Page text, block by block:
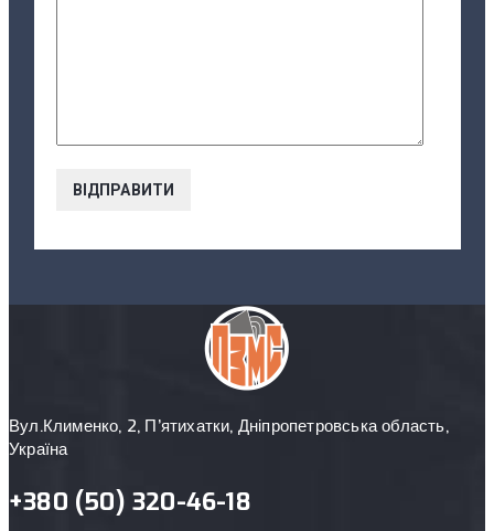
Вул.Клименко, 2, П’ятихатки, Дніпропетровська область,
Україна
+380 (50) 320-46-18